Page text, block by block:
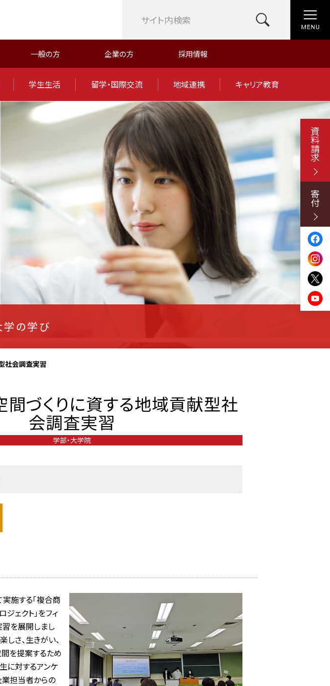
一般の方 企業の方 採用情報
学生生活 留学・国際交流 地域連携 キャリア教育
の学び
社会調査実習
づくりに資する地域貢献型社
会調査実習
学部・大学院
施する「複合商
ェクト」をフィ
習を展開しまし
しさ、生きがい、
を提案するため
に対するアンケ
業担当者からの
資料請求
寄付